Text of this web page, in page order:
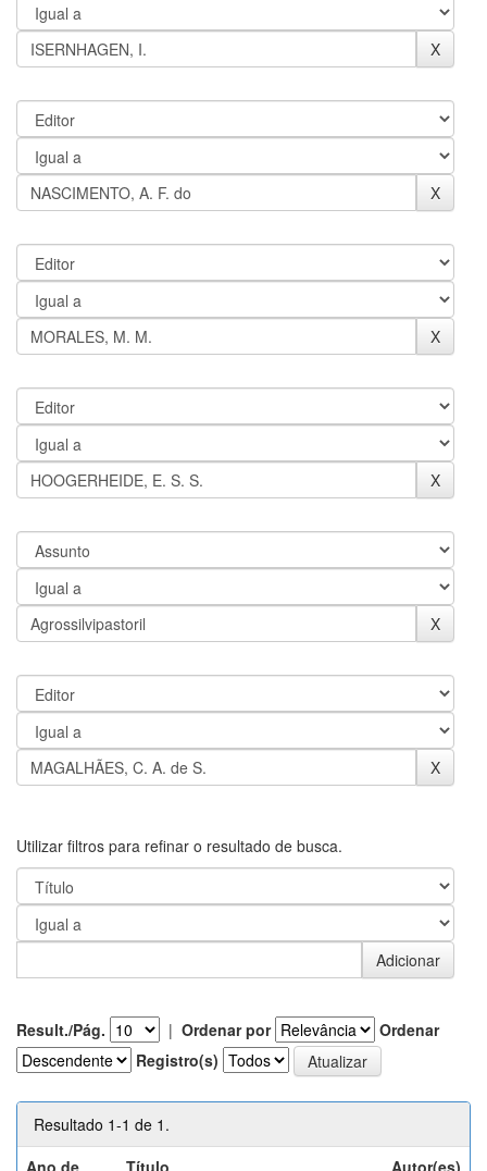
Utilizar filtros para refinar o resultado de busca.
Result./Pág. | Ordenar por
Ordenar
Registro(s)
Resultado 1-1 de 1.
Ano de
Título Autor(es)